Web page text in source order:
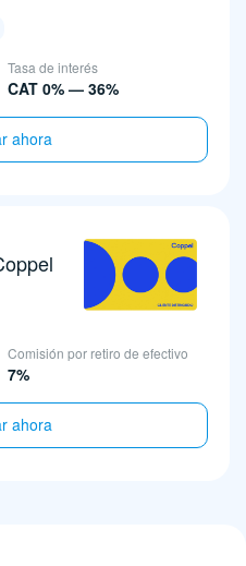
Tasa de interés
CAT 0% — 36%
ahora
Comisión por retiro de efectivo
7%
ahora